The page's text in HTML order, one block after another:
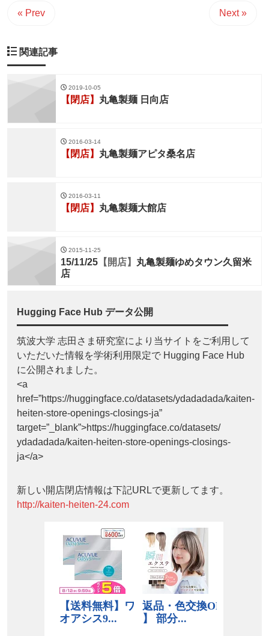
« Prev Next »
関連記事
2019-10-05
【閉店】 丸亀製麺 日向店
2016-03-14
【閉店】 丸亀製麺アピタ桑名店
2016-03-11
【閉店】 丸亀製麺大館店
2015-11-25
15/11/25 【開店】 丸亀製麺ゆめタウン久留米
店
Hugging Face Hub データ公開
筑波大学 志田さま研究室により当サイトをご利用して
いただいた情報を学術利用限定で Hugging Face Hub
に公開されました。
<a
href=”https://huggingface.co/datasets/ydadadada/kaiten-
heiten-store-openings-closings-ja”
target=”_blank”>https://huggingface.co/datasets/
ydadadada/kaiten-heiten-store-openings-closings-
ja</a>
新しい開店閉店情報は下記URLで更新してます。
http://kaiten-heiten-24.com